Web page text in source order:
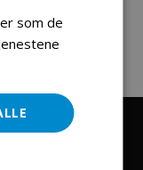
som de